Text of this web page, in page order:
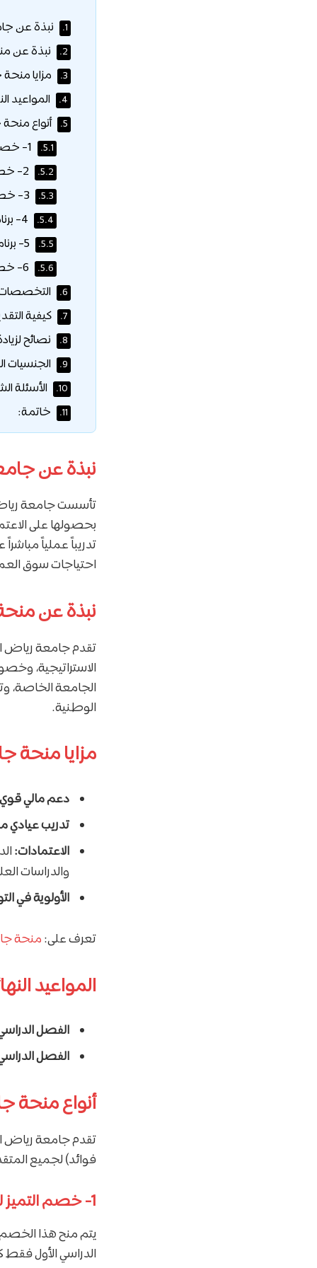
1. نبذة عن
2. نبذة عن
3. مزايا
4. المواعيد
5. أنواع
5.1.
5.2.
5.3.
5.4.
5.5.
5.6.
6.
7. كيفية
8. نصائح
9. الجنسيات
10. الأسئلة
11. خاتمة:
نبذة عن
تأسست جامعة رياض
بحصولها على
تدريباً عملياً
احتياجات سوق
نبذة عن
تقدم جامعة رياض
الاستراتيجية،
الجامعة الخاصة،
الوطنية.
مزايا منحة
دعم مالي
تدريب عيادي
الاعتمادات:
والدراسات
الأولوية في
تعرف على: منحة جامعة دار
المواعيد
الفصل
الفصل الدراسي
أنواع منحة
فوائد) لجميع
1- خصم التميز للطلبة المستجدين:
يتم منح هذا
الدراسي الأول فقط